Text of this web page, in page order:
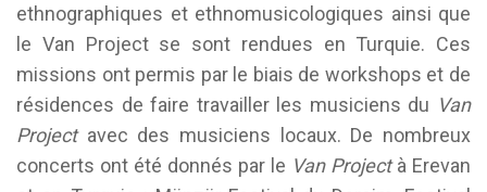
ethnographiques et ethnomusicologiques ainsi que
le Van Project se sont rendues en Turquie. Ces
missions ont permis par le biais de workshops et de
résidences de faire travailler les musiciens du Van
Projectavec des musiciens locaux. De nombreux
concerts ont été donnés par le Van Projectà Erevan